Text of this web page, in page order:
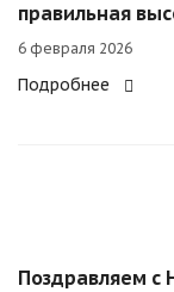
правильная
6 февраля 2026
Подробнее
Поздравляем